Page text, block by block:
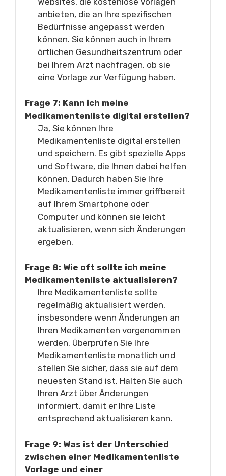
anbieten, die an Ihre spezifischen
Bedürfnisse angepasst werden
können. Sie können auch in Ihrem
örtlichen Gesundheitszentrum oder
bei Ihrem Arzt nachfragen, ob sie
eine Vorlage zur Verfügung haben.
Frage 7: Kann ich meine
Medikamentenliste digital erstellen?
Ja, Sie können Ihre
Medikamentenliste digital erstellen
und speichern. Es gibt spezielle Apps
und Software, die Ihnen dabei helfen
können. Dadurch haben Sie Ihre
Medikamentenliste immer griffbereit
auf Ihrem Smartphone oder
Computer und können sie leicht
aktualisieren, wenn sich Änderungen
ergeben.
Frage 8: Wie oft sollte ich meine
Medikamentenliste aktualisieren?
Ihre Medikamentenliste sollte
regelmäßig aktualisiert werden,
insbesondere wenn Änderungen an
Ihren Medikamenten vorgenommen
werden. Überprüfen Sie Ihre
Medikamentenliste monatlich und
stellen Sie sicher, dass sie auf dem
neuesten Stand ist. Halten Sie auch
Ihren Arzt über Änderungen
informiert, damit er Ihre Liste
entsprechend aktualisieren kann.
Frage 9: Was ist der Unterschied
zwischen einer Medikamentenliste
Vorlage und einer